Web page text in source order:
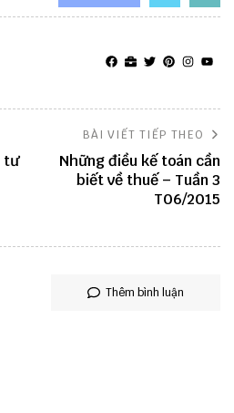
tư
BÀI VIẾT TIẾP THEO
Những điều kế toán cần
biết về thuế – Tuần 3
T06/2015
Thêm bình luận